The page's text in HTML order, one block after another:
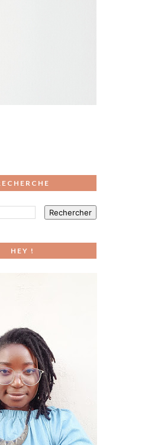
HEY !